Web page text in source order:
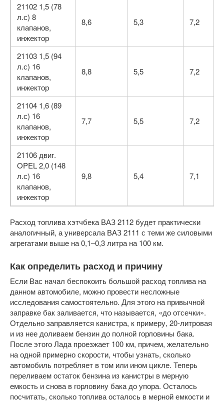
21102 1,5 (78
л.с) 8
клапанов,
инжектор
8,6 5,3 7,2
21103 1,5 (94
л.с) 16
клапанов,
инжектор
8,8 5,5 7,2
21104 1,6 (89
л.с) 16
клапанов,
инжектор
7,7 5,5 7,2
21106 двиг.
OPEL 2,0 (148
л.с) 16
клапанов,
инжектор
9,8 5,4 7,1
Расход топлива хэтчбека ВАЗ 2112 будет практически
аналогичный, а универсала ВАЗ 2111 с теми же силовыми
агрегатами выше на 0,1–0,3 литра на 100 км.
Как определить расход и причину
Если Вас начал беспокоить большой расход топлива на
данном автомобиле, можно провести несложные
исследования самостоятельно. Для этого на привычной
заправке бак заливается, что называется, «до отсечки».
Отдельно заправляется канистра, к примеру, 20-литровая
и из нее доливаем бензин до полной горловины бака.
После этого Лада проезжает 100 км, причем, желательно
на одной примерно скорости, чтобы узнать, сколько
автомобиль потребляет в том или ином цикле. Теперь
переливаем остаток бензина из канистры в мерную
емкость и снова в горловину бака до упора. Осталось
посчитать, сколько топлива осталось в мерной емкости и